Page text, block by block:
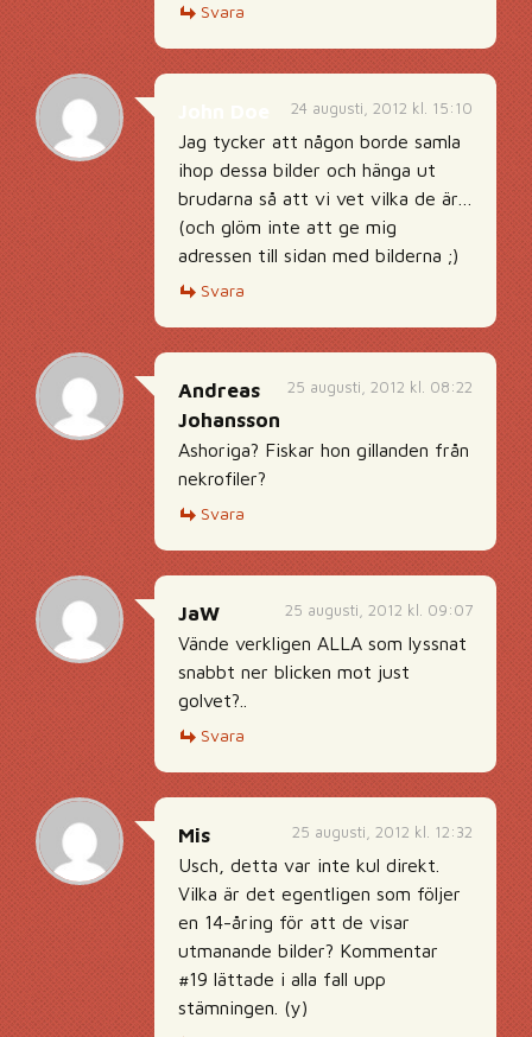
Svara
24 augusti, 2012 kl. 15:10
Jag tycker att någon borde samla
ihop dessa bilder och hänga ut
brudarna så att vi vet vilka de är…
(och glöm inte att ge mig
adressen till sidan med bilderna ;)
Svara
25 augusti, 2012 kl. 08:22
Andreas
Johansson
Ashoriga? Fiskar hon gillanden från
nekrofiler?
Svara
25 augusti, 2012 kl. 09:07
JaW
Vände verkligen ALLA som lyssnat
snabbt ner blicken mot just
golvet?..
Svara
25 augusti, 2012 kl. 12:32
Mis
Usch, detta var inte kul direkt.
Vilka är det egentligen som följer
en 14-åring för att de visar
utmanande bilder? Kommentar
#19 lättade i alla fall upp
stämningen. (y)